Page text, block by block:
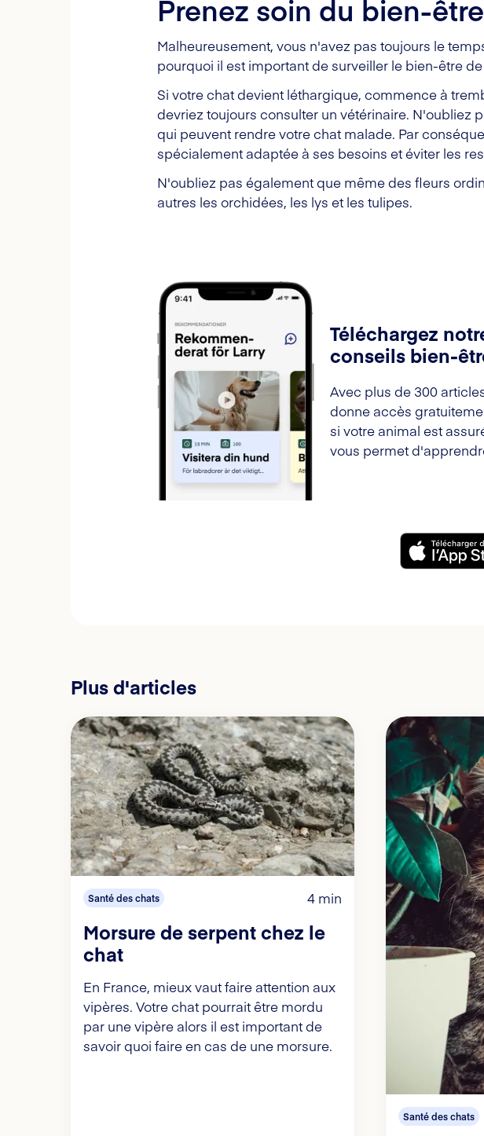
Prenez soin du bien-
Malheureusement, vous n'avez pas toujours le
pourquoi il est important de surveiller le bien-être
Si votre chat devient léthargique, commence à
devriez toujours consulter un vétérinaire. N'oubliez
qui peuvent rendre votre chat malade. Par
spécialement adaptée à ses besoins et éviter les
N'oubliez pas également que même des fleurs
autres les orchidées, les lys et les tulipes.
Téléchargez
conseils bien-
Avec plus de 300
donne accès
si votre animal est
vous permet
Plus d'articles
Santé des chats 4 min
Morsure de serpent chez le
chat
En France, mieux vaut faire attention aux
vipères. Votre chat pourrait être mordu
par une vipère alors il est important de
savoir quoi faire en cas de une morsure.
Santé des chats